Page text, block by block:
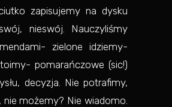
zapisujemy na dysku
nieswój. Nauczyliśmy
zielone idziemy-
pomarańczowe (sic!)
decyzja. Nie potrafimy,
nie możemy? Nie wiadomo.